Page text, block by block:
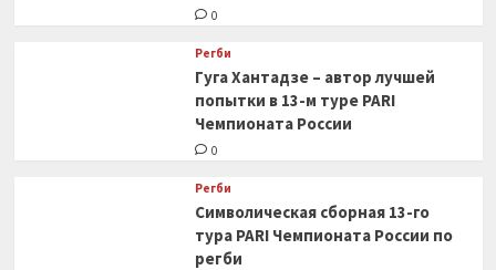
0
Регби
Гуга Хантадзе – автор лучшей
попытки в 13-м туре PARI
Чемпионата России
0
Регби
Символическая сборная 13-го
тура PARI Чемпионата России по
регби